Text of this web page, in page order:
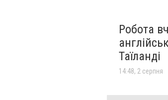
Робота
Таїланді
14:48, 2 серпня